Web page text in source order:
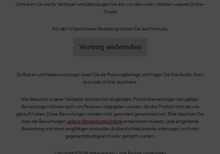
Schenken Sie uns Ihr Vertrauen und überzeugen Sie sich von den vielen Vorteilen unseres Online-
Shops!
Für den Widerruf einer Bestellung nutzen Sie das Formular:
Vertrag widerrufen
Zu Risiken und Nebenwirkungen lesen Sie die Packungsbeilage und fragen Sie Ihre Ärztin, Ihren
Arzt oder in Ihrer Apotheke.
Alle Besucher unserer Webseite sind herzlich eingeladen, Produktbewertungen abzugeben.
Bewertungen können auch von Personen abgegeben werden, die das Produkt nicht bei uns
gekauft haben. Diese Bewertungen werden nicht gesondert gekennzeichnet. Bitte beachten Sie,
dass alle Bewertungen unserer Bewertungsrichtlinie entsprechen müssen. Jede eingehende
Bewertung wird einer sorgfältigen manuellen Authentizitätskontrolle unterzogen und kann
gegebenfalls abgelehnt oder gelöscht werden.